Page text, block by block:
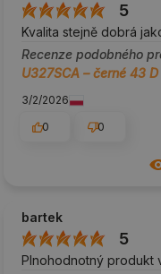
5
Kvalita stejně dobrá
Recenze podobného
U327SCA – černé 43
3/2/2026
0
0
bartek
5
Plnohodnotný produkt